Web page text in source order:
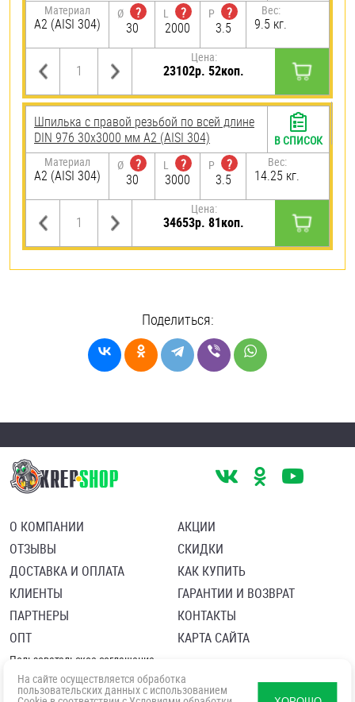
Материал
А2 (AISI 304)
Ø
?
30
L
?
2000
P
?
3.5
Вес:
9.5 кг.
Цена:
23102р. 52коп.
Шпилька с правой резьбой по всей длине
DIN 976 30х3000 мм А2 (AISI 304)
Материал
А2 (AISI 304)
Ø
?
30
L
?
3000
P
?
3.5
Вес:
14.25 кг.
Цена:
34653р. 81коп.
В СПИСОК
Поделиться:
О КОМПАНИИ
ОТЗЫВЫ
ДОСТАВКА И ОПЛАТА
КЛИЕНТЫ
ПАРТНЕРЫ
ОПТ
АКЦИИ
СКИДКИ
КАК КУПИТЬ
ГАРАНТИИ И ВОЗВРАТ
КОНТАКТЫ
КАРТА САЙТА
Пользовательское соглашение
Политика в отношении обработки персональных данных
Согласие посетителя сайта на обработку персональных данны
На сайте осуществляется обработка
пользовательских данных с использованием